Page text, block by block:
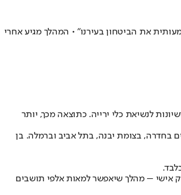
ראשי הערים תומכים: "יחזק משמעותית את הביטחון בעירנו" • המהלך מגיע אחרי
לנשיאת כלי ירייה. כתוצאה מכך, יותר
בחדרה, בצומת יבנה, בתל אביב וברמלה. בן
אישי – מהלך שיאפשר למאות אלפי תושבים